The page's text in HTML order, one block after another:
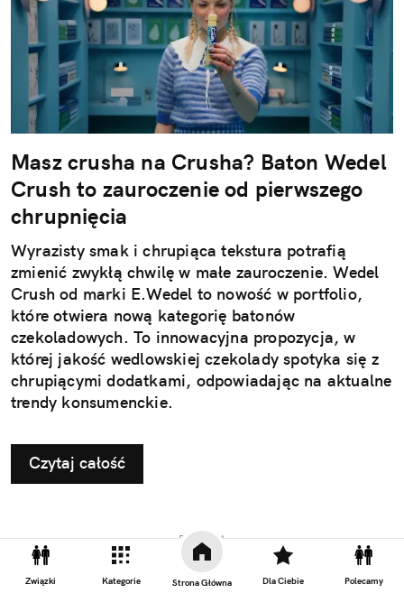
Związki Kategorie Strona Główna Dla Ciebie Polecamy
Masz crusha na Crusha? Baton Wedel
Crush to zauroczenie od pierwszego
chrupnięcia
Wyrazisty smak i chrupiąca tekstura potrafią
zmienić zwykłą chwilę w małe zauroczenie. Wedel
Crush od marki E.Wedel to nowość w portfolio,
które otwiera nową kategorię batonów
czekoladowych. To innowacyjna propozycja, w
której jakość wedlowskiej czekolady spotyka się z
chrupiącymi dodatkami, odpowiadając na aktualne
trendy konsumenckie.
Czytaj całość
REKLAMA